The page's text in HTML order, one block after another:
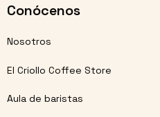
Conócenos
Nosotros
El Criollo Coffee Store
Aula de baristas